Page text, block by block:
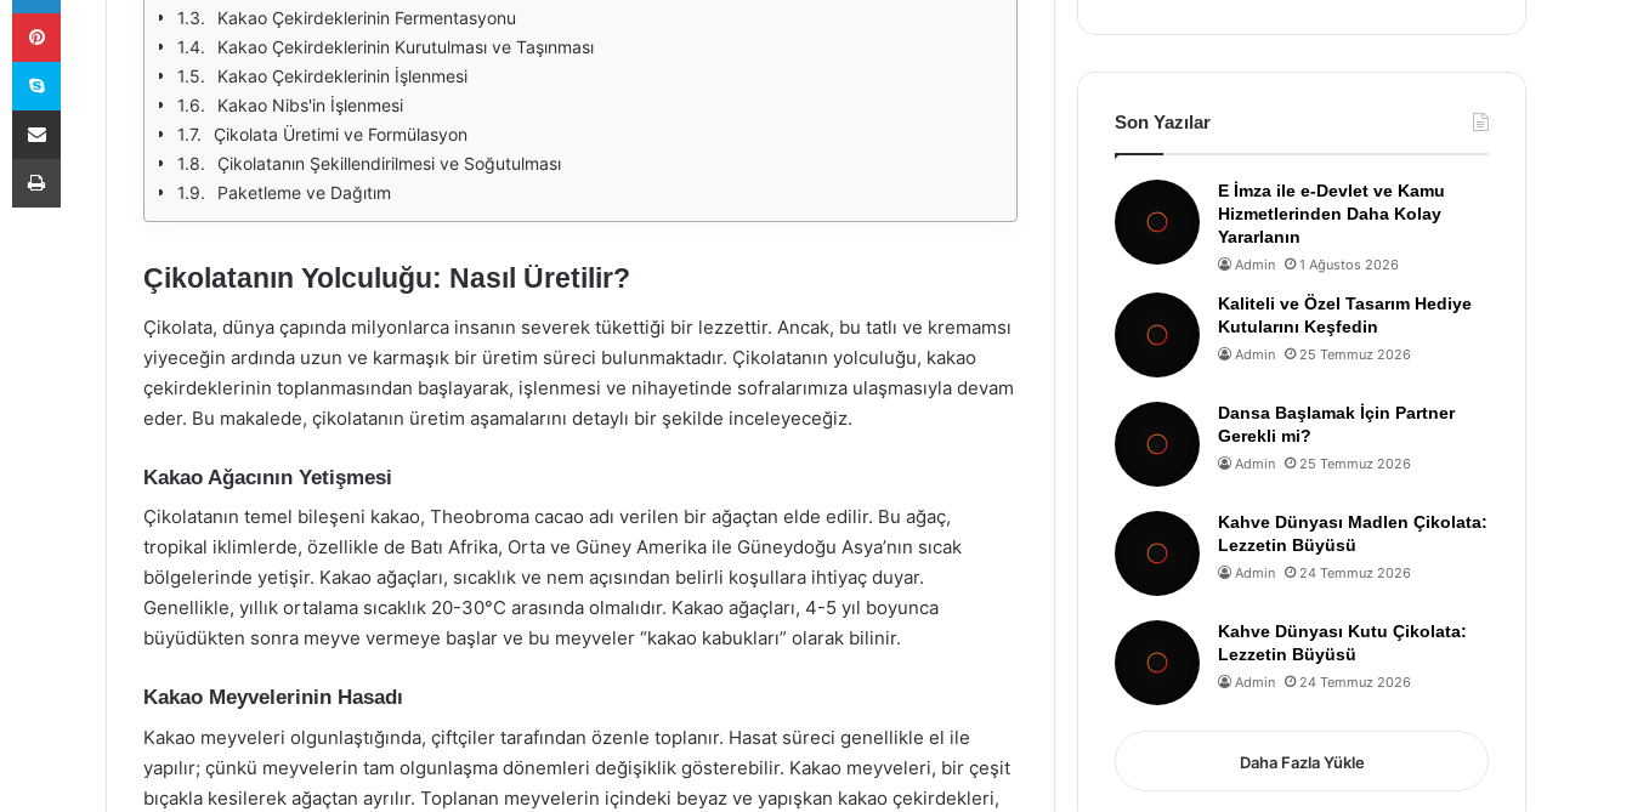
Kakao Çekirdeklerinin Fermentasyonu
Kakao Çekirdeklerinin Kurutulması ve Taşınması
Kakao Çekirdeklerinin İşlenmesi
Kakao Nibs'in İşlenmesi
Çikolata Üretimi ve Formülasyon
Çikolatanın Şekillendirilmesi ve Soğutulması
Paketleme ve Dağıtım
Çikolatanın Yolculuğu: Nasıl Üretilir?
Çikolata, dünya çapında milyonlarca insanın severek tükettiği bir lezzettir. Ancak, bu tatlı ve kremamsı
yiyeceğin ardında uzun ve karmaşık bir üretim süreci bulunmaktadır. Çikolatanın yolculuğu, kakao
çekirdeklerinin toplanmasından başlayarak, işlenmesi ve nihayetinde sofralarımıza ulaşmasıyla devam
eder. Bu makalede, çikolatanın üretim aşamalarını detaylı bir şekilde inceleyeceğiz.
Kakao Ağacının Yetişmesi
Çikolatanın temel bileşeni kakao, Theobroma cacao adı verilen bir ağaçtan elde edilir. Bu ağaç,
tropikal iklimlerde, özellikle de Batı Afrika, Orta ve Güney Amerika ile Güneydoğu Asya’nın sıcak
bölgelerinde yetişir. Kakao ağaçları, sıcaklık ve nem açısından belirli koşullara ihtiyaç duyar.
Genellikle, yıllık ortalama sıcaklık 20-30°C arasında olmalıdır. Kakao ağaçları, 4-5 yıl boyunca
büyüdükten sonra meyve vermeye başlar ve bu meyveler “kakao kabukları” olarak bilinir.
Kakao Meyvelerinin Hasadı
Kakao meyveleri olgunlaştığında, çiftçiler tarafından özenle toplanır. Hasat süreci genellikle el ile
yapılır; çünkü meyvelerin tam olgunlaşma dönemleri değişiklik gösterebilir. Kakao meyveleri, bir çeşit
bıçakla kesilerek ağaçtan ayrılır. Toplanan meyvelerin içindeki beyaz ve yapışkan kakao çekirdekleri,
Son Yazılar
E İmza ile e-Devlet ve Kamu
Hizmetlerinden Daha Kolay
Yararlanın
Admin 1 Ağustos 2026
Kaliteli ve Özel Tasarım Hediye
Kutularını Keşfedin
Admin 25 Temmuz 2026
Dansa Başlamak İçin Partner
Gerekli mi?
Admin 25 Temmuz 2026
Kahve Dünyası Madlen Çikolata:
Lezzetin Büyüsü
Admin 24 Temmuz 2026
Kahve Dünyası Kutu Çikolata:
Lezzetin Büyüsü
Admin 24 Temmuz 2026
Daha Fazla Yükle
Pinterest
Skype
E-Posta ile paylaş